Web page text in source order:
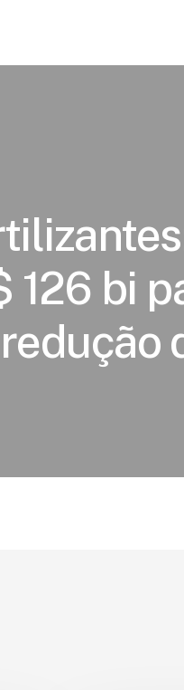
126 bi
redução